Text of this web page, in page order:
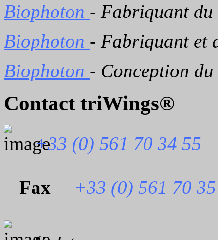
Biophoton - Fabriquant du
Biophoton - Fabriquant et
Biophoton - Conception
Contact triWings®
+33 (0) 561 70 34 55
Fax +33 (0) 561 70